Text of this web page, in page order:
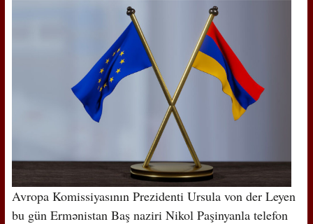
Avropa Komissiyasının Prezidenti Ursula von der Leyen
bu gün Ermənistan Baş naziri Nikol Paşinyanla telefon